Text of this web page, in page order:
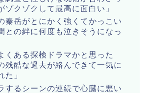
ゾクゾクして最高に面白い」
秦岳がとにかく強くてかっこい
との絆に何度も泣きそうになっ
くある探検ドラマかと思った
残酷な過去が絡んできて一気に
た」
するシーンの連続で心臓に悪い